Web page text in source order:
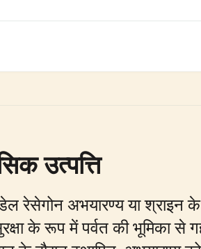
उत्पत्ति
अभयारण्य या श्राइन के
के रूप में पर्वत की